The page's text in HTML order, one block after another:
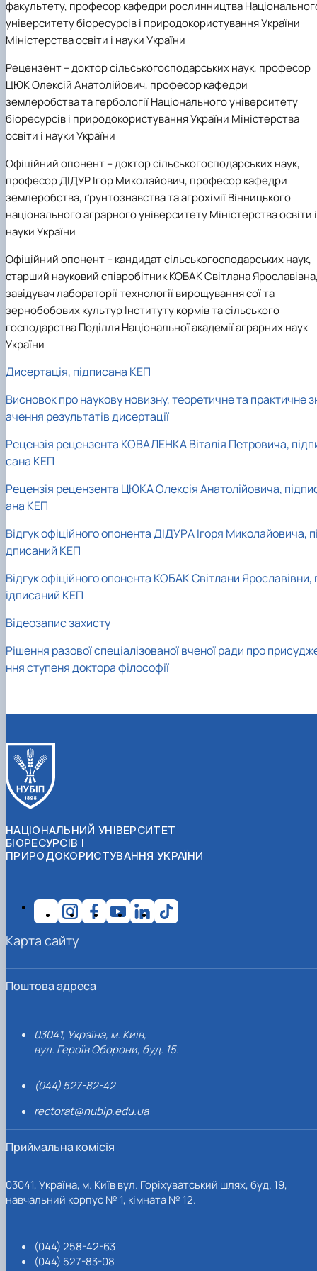
факультету, професор кафедри рослинництва
університету біоресурсів і природокористування України
Міністерства освіти і науки України
Рецензент– доктор сільськогосподарських наук, професор
ЦЮК Олексій Анатолійович, професор кафедри
землеробства та гербології Національного університету
біоресурсів і природокористування України Міністерства
освіти і науки України
Офіційний опонент–доктор сільськогосподарських наук,
професор ДІДУР Ігор Миколайович, професор кафедри
землеробства, ґрунтознавства та агрохімії Вінницького
національного аграрного університетуМіністерства освіти і
науки України
Офіційний опонент–кандидат сільськогосподарських наук,
старший науковий співробітник КОБАК Світлана
завідувач лабораторії технології вирощування сої та
зернобобових культур Інституту кормів та сільського
господарства Поділля Національної академії аграрних наук
України
Дисертація, підписана КЕП
Висновок про наукову новизну, теоретичне та практичне
ачення результатів дисертації
Рецензія рецензента КОВАЛЕНКА Віталія Петровича,
сана КЕП
Рецензія рецензента ЦЮКА Олексія Анатолійовича,
ана КЕП
Відгук офіційного опонента ДІДУРА Ігоря Миколайовича,
дписаний КЕП
Відгук офіційного опонента КОБАК Світлани Ярославівни,
ідписаний КЕП
Відеозапис захисту
Рішення разової спеціалізованої вченої ради про
ння ступеня доктора філософії
НАЦІОНАЛЬНИЙ УНІВЕРСИТЕТ
БІОРЕСУРСІВ І
ПРИРОДОКОРИСТУВАННЯ УКРАЇНИ
Поштова адреса
03041, Україна, м. Київ,
вул. Героїв Оборони, буд. 15.
(044) 527-82-42
rectorat@nubip.edu.ua
Приймальна комісія
03041, Україна, м. Київ вул. Горіхуватський шлях, буд. 19,
навчальний корпус № 1, кімната № 12.
(044) 258-42-63
(044) 527-83-08
Карта сайту